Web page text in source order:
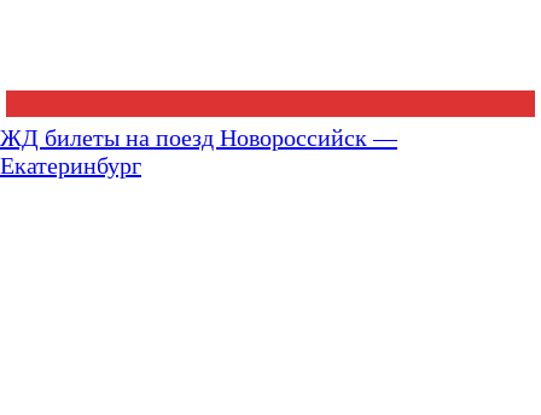
ЖД билеты на поезд Новороссийск —
Екатеринбург